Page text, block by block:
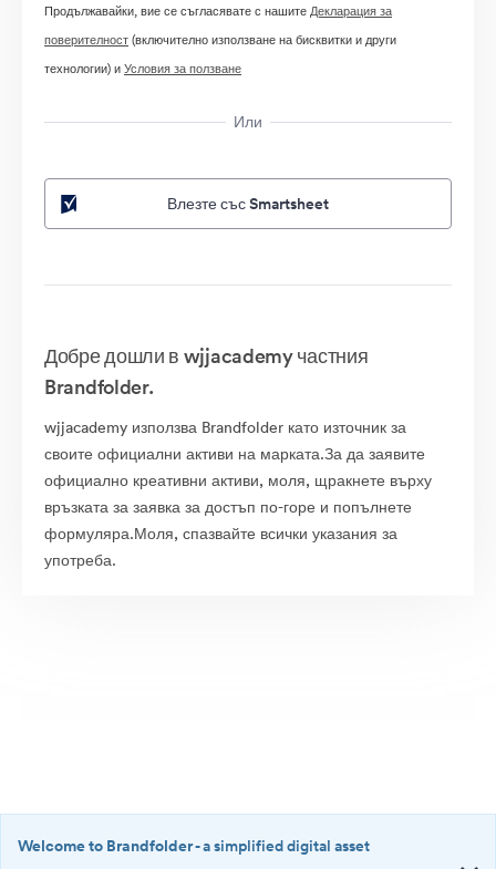
Продължавайки, вие се съгласявате с нашитеДекларация за
поверителност(включително използване на бисквитки и други
технологии) иУсловия за ползване
Или
Влезте със Smartsheet
Добре дошли в wjjacademy частния
Brandfolder.
wjjacademy използва Brandfolder като източник за
своите официални активи на марката.За да заявите
официално креативни активи, моля, щракнете върху
връзката за заявка за достъп по-горе и попълнете
формуляра.Моля, спазвайте всички указания за
употреба.
Welcome to Brandfolder- a simplified digital asset